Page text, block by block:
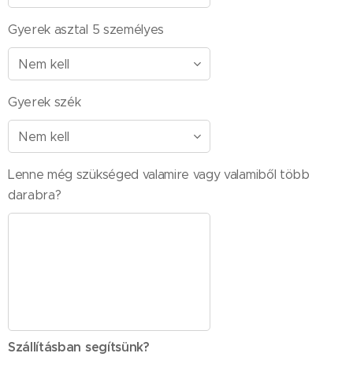
Gyerek asztal 5 személyes
Gyerek szék
Lenne még szükséged valamire vagy valamiből több
darabra?
Szállításban segítsünk?